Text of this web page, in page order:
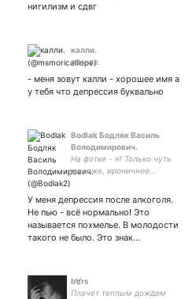
нигилизм и сдвг
калли.
я жива.
- меня зовут калли - хорошее имя а
у тебя что депрессия буквально
Bodlak Бодляк Василь
Володимирович.
На фотке - я! Только чуть
моложе, ироничнее...
У меня депрессия после алкоголя.
Не пью - всё нормально! Это
называется похмелье. В молодости
такого не было. Это знак…
bⱯrs
Плачет теплым дождем